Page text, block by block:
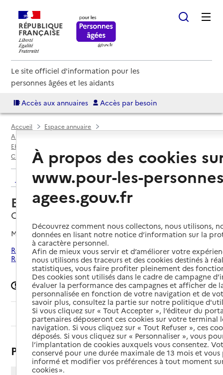
RÉPUBLIQUE
FRANÇAISE
Le site officiel d'information pour les
personnes âgées et les aidants
Accès aux annuaires Accès par besoin
Accueil
Espace annuaire
Annuaire EHPAD et maisons de retraite
EHPAD par département
Châtenoy-le-Royal
EHPAD Résidence Les Amaltides
Retour aux résultats de l'annuaire
EHPAD Résidence Les Amaltides
Châtenoy-le-Royal, SAONE-ET-LOIRE
Mis à jour le02/06/2026
Rechercher les établissements autour de Châtenoy-le-
Royal
Signaler une erreur
Sommaire
Présentation
À propos des cookies
www.pour-les-
agees.gouv.fr
Découvrez comment nous collectons, nous utilisons,
données en lisant notre notice d’information sur la
à caractère personnel.
Afin de mieux vous servir et d’améliorer votre
nous utilisons des traceurs et des cookies destinés à
statistiques, vous faire profiter pleinement des
Des cookies sont utilisés dans le cadre de campagne
évaluer la performance des campagnes et afficher de
personnalisée en fonction de votre navigation et de
savoir plus, consultez la partie sur notre politique
Si vous cliquez sur « Tout Accepter », l’éditeur du
partenaires déposeront ces cookies sur votre terminal
navigation. Si vous cliquez sur « Tout Refuser », ces
déposés. Si vous cliquez sur « Personnaliser », vous
l’implantation de cookies auxquels vous consentez.
conservé pour une durée maximale de 13 mois et
informé et modifier vos préférences à tout moment
cookies ».